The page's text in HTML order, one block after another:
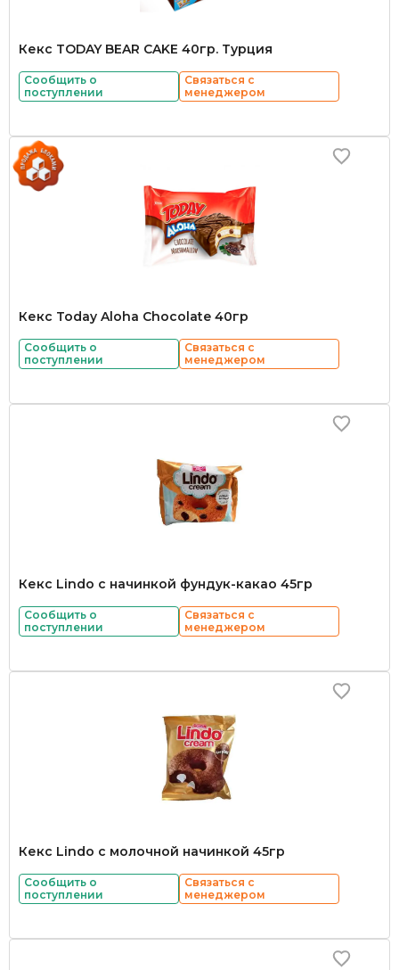
Кекс TODAY BEAR CAKE 40гр. Турция
Сообщить о
поступлении
Связаться с
менеджером
Кекс Today Aloha Chocolate 40гр
Сообщить о
поступлении
Связаться с
менеджером
Кекс Lindo с начинкой фундук-какао 45гр
Сообщить о
поступлении
Связаться с
менеджером
Кекс Lindo с молочной начинкой 45гр
Сообщить о
поступлении
Связаться с
менеджером